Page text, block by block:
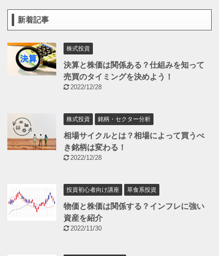
新着記事
株式投資
決算と株価は関係ある？仕組みを知って
売買のタイミングを決めよう！
2022/12/28
株式投資 銘柄・セクター分析
相場サイクルとは？相場によって買うべ
き銘柄は変わる！
2022/12/28
投資初心者向け講座 草食系投資
物価と株価は関係する？インフレに強い
資産を紹介
2022/11/30